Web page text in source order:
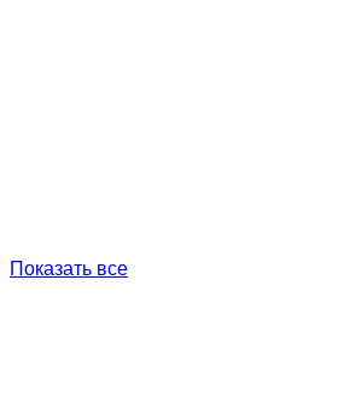
Показать все